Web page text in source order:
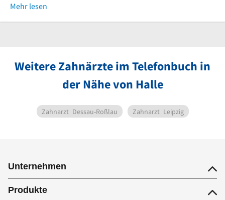
Mehr lesen
Weitere Zahnärzte im Telefonbuch in
der Nähe von Halle
Zahnarzt Dessau-Roßlau Zahnarzt Leipzig
Unternehmen
Produkte